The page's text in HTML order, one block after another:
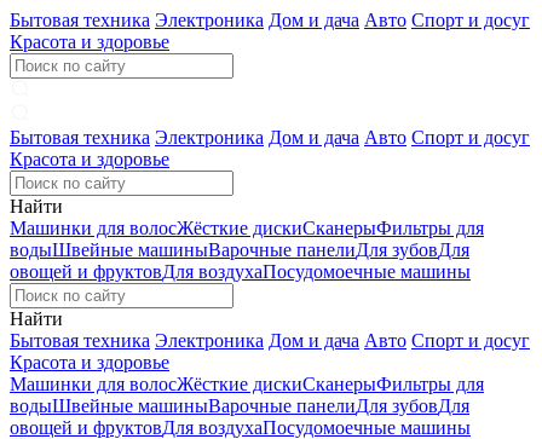
Бытовая техника Электроника Дом и дача Авто Спорт и досуг
Красота и здоровье
Бытовая техника Электроника Дом и дача Авто Спорт и досуг
Красота и здоровье
Найти
Машинки для волосЖёсткие дискиСканерыФильтры для
водыШвейные машиныВарочные панелиДля зубовДля
овощей и фруктовДля воздухаПосудомоечные машины
Найти
Бытовая техника Электроника Дом и дача Авто Спорт и досуг
Красота и здоровье
Машинки для волосЖёсткие дискиСканерыФильтры для
водыШвейные машиныВарочные панелиДля зубовДля
овощей и фруктовДля воздухаПосудомоечные машины